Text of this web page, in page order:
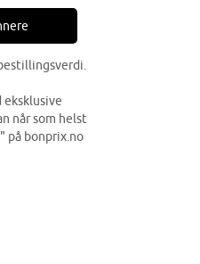
når som helst
" på bonprix.no